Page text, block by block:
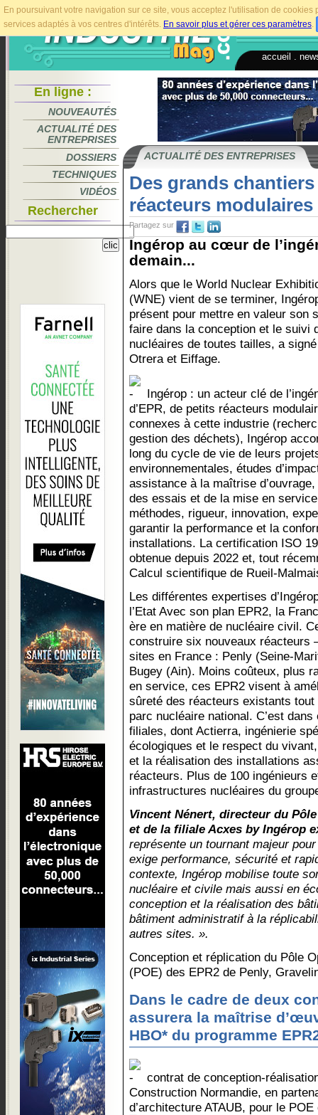
En poursuivant votre navigation sur ce site, vous acceptez l'utilisation de
services adaptés à vos centres d'intérêts. En savoir plus et gérer ces paramètres.
accueil
En ligne :
NOUVEAUTÉS
ACTUALITÉ DES
ENTREPRISES
DOSSIERS
TECHNIQUES
VIDÉOS
Rechercher
ACTUALITÉ DES ENTREPRISES
Des grands
réacteurs modulaires
Partagez sur
Ingérop au cœur de
demain...
Alors que le World Nuclear
(WNE) vient de se terminer,
présent pour mettre en valeur son
faire dans la conception et le suivi
nucléaires de toutes tailles, a
Otrera et Eiffage.
Ingérop : un acteur clé de
d’EPR, de petits réacteurs
connexes à cette industrie
gestion des déchets), Ingérop
long du cycle de vie de leurs
environnementales, études
assistance à la maîtrise
des essais et de la mise en
méthodes, rigueur, innovation,
garantir la performance et la
installations. La certification ISO
obtenue depuis 2022 et, tout
Calcul scientifique de Rueil-
Les différentes expertises
l’Etat Avec son plan EPR2, la
ère en matière de nucléaire civil.
construire six nouveaux réacteurs
sites en France : Penly (Seine-
Bugey (Ain). Moins coûteux, plus
en service, ces EPR2 visent à
sûreté des réacteurs existants
parc nucléaire national. C’est
filiales, dont Actierra, ingénierie
écologiques et le respect du
et la réalisation des installations
réacteurs. Plus de 100 ingénieurs
infrastructures nucléaires du
Vincent Nénert, directeur du
et de la filiale Acxes by Ingérop
représente un tournant majeur
exige performance, sécurité et
contexte, Ingérop mobilise toute
nucléaire et civile mais aussi en
conception et la réalisation des
bâtiment administratif à la
autres sites. ».
Conception et réplication du Pôle
(POE) des EPR2 de Penly,
Dans le cadre de deux
assurera la maîtrise
HBO* du programme
contrat de conception-
Construction Normandie, en
d’architecture ATAUB, pour le